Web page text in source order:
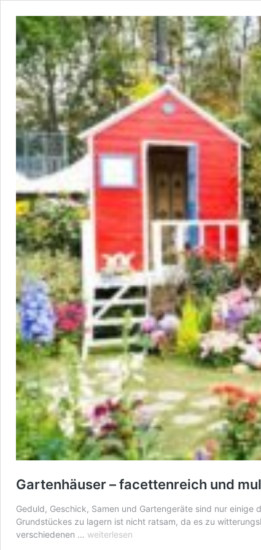
Gartenhäuser – facettenreich und
Geduld, Geschick, Samen und Gartengeräte sind nur
Grundstückes zu lagern ist nicht ratsam, da es zu
verschiedenen … Gartenhäuser
weiterlesen